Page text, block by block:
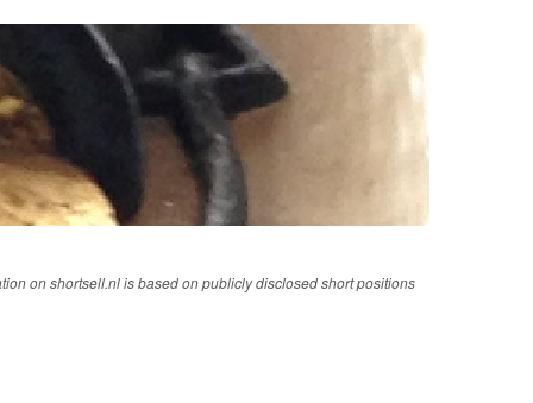
on shortsell.nl is based on publicly disclosed short positions